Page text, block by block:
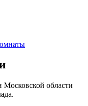
Московской области